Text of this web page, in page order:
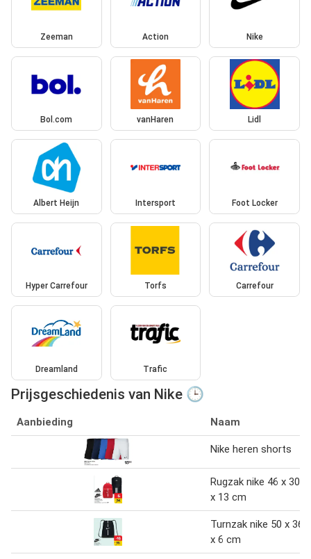
Zeeman Action Nike
Bol.com vanHaren Lidl
Albert Heijn Intersport Foot Locker
Hyper Carrefour Torfs Carrefour
Dreamland Trafic
Prijsgeschiedenis van Nike 🕒
Aanbieding Naam
Nike heren shorts
Rugzak nike 46 x 30
x 13 cm
Turnzak nike 50 x 36
x 6 cm